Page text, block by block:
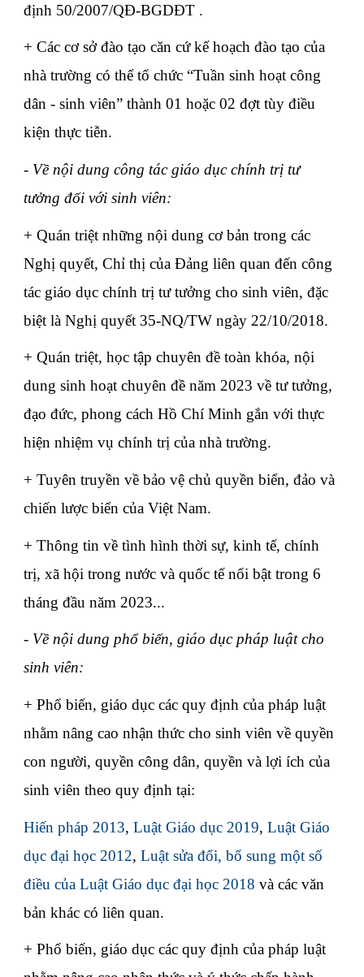
định 50/2007/QĐ-BGDĐT .
+ Các cơ sở đào tạo căn cứ kế hoạch đào tạo của
nhà trường có thể tổ chức “Tuần sinh hoạt công
dân - sinh viên” thành 01 hoặc 02 đợt tùy điều
kiện thực tiễn.
- Về nội dung công tác giáo dục chính trị tư
tưởng đối với sinh viên:
+ Quán triệt những nội dung cơ bản trong các
Nghị quyết, Chỉ thị của Đảng liên quan đến công
tác giáo dục chính trị tư tưởng cho sinh viên, đặc
biệt là Nghị quyết 35-NQ/TW ngày 22/10/2018.
+ Quán triệt, học tập chuyên đề toàn khóa, nội
dung sinh hoạt chuyên đề năm 2023 về tư tưởng,
đạo đức, phong cách Hồ Chí Minh gắn với thực
hiện nhiệm vụ chính trị của nhà trường.
+ Tuyên truyền về bảo vệ chủ quyền biển, đảo và
chiến lược biển của Việt Nam.
+ Thông tin về tình hình thời sự, kinh tế, chính
trị, xã hội trong nước và quốc tế nổi bật trong 6
tháng đầu năm 2023...
- Về nội dung phổ biến, giáo dục pháp luật cho
sinh viên:
+ Phổ biến, giáo dục các quy định của pháp luật
nhằm nâng cao nhận thức cho sinh viên về quyền
con người, quyền công dân, quyền và lợi ích của
sinh viên theo quy định tại:
Hiến pháp 2013,Luật Giáo dục 2019,Luật Giáo
dục đại học 2012,Luật sửa đổi, bổ sung một số
điều của Luật Giáo dục đại học 2018 và các văn
bản khác có liên quan.
+ Phổ biến, giáo dục các quy định của pháp luật